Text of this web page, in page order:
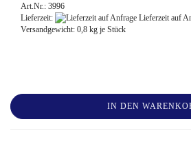
Art.Nr.: 3996
Lieferzeit:
Lieferzeit auf
Versandgewicht: 0,8 kg je Stück
IN DEN